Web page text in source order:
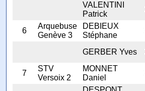
VALENTINI
Patrick
6
Arquebuse
Genève 3
DEBIEUX
Stéphane
GERBER Yves
7
STV
Versoix 2
MONNET
Daniel